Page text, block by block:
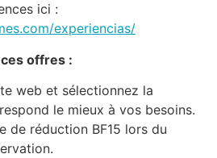
ici :
experiencias/
offres :
web et sélectionnez la
le mieux à vos besoins.
de réduction BF15 lors du